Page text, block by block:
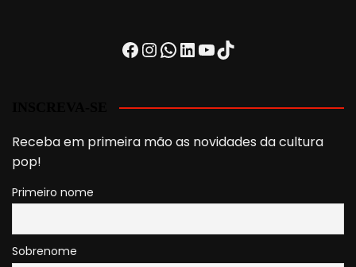
Facebook
Instagram
WhatsApp
LinkedIn
Youtube
TikTok
Receba em primeira mão as novidades da cultura
pop!
Primeiro nome
Sobrenome